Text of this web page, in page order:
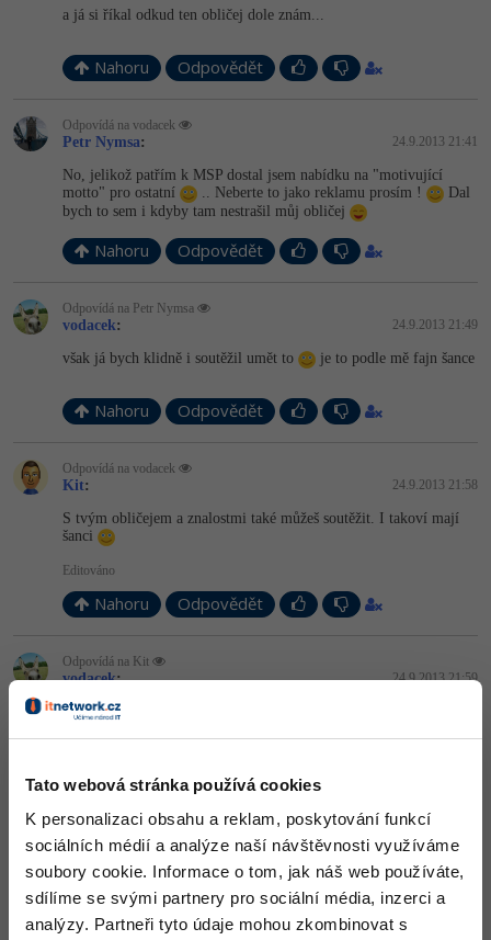
Tato webová stránka používá cookies
K personalizaci obsahu a reklam, poskytování funkcí
sociálních médií a analýze naší návštěvnosti využíváme
soubory cookie. Informace o tom, jak náš web používáte,
sdílíme se svými partnery pro sociální média, inzerci a
analýzy. Partneři tyto údaje mohou zkombinovat s
SEO specialista
-10%
Pro děti
Více
Fórum
Linux
Sítě
Kybernetická bezpečnost
Elektronický podpis
Fórum
Ostatní
a já si říkal odkud ten obličej dole znám...
Nahoru Odpovědět
Odpovídá na vodacek
Petr Nymsa: 24.9.2013 21:41
No, jelikož patřím k MSP dostal jsem nabídku na "motivující
motto" pro ostatní
.. Neberte to jako reklamu prosím !
Dal
bych to sem i kdyby tam nestrašil můj obličej
Nahoru Odpovědět
Odpovídá na Petr Nymsa
vodacek: 24.9.2013 21:49
však já bych klidně i soutěžil umět to je to podle mě fajn šance
Nahoru Odpovědět
Odpovídá na vodacek
Kit: 24.9.2013 21:58
S tvým obličejem a znalostmi také můžeš soutěžit. I takoví mají
šanci
Editováno
Nahoru Odpovědět
Odpovídá na Kit
vodacek: 24.9.2013 21:59
na todle de napsat snad jen
David Hynek: 24.9.2013 22:48
apropo, v čem se píšou programy pro Windows Phone 8? Stačí
Java, nebo na to mají něco spešl?
Nahoru Odpovědět